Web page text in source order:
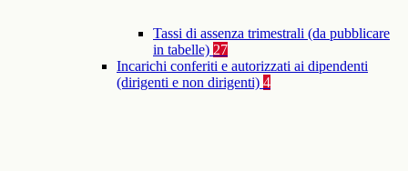
Tassi di assenza trimestrali (da pubblicare
in tabelle) 27
Incarichi conferiti e autorizzati ai dipendenti
(dirigenti e non dirigenti) 4